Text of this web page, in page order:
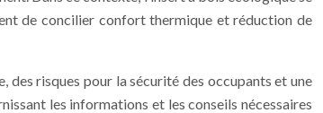
de concilier confort thermique et réduction de
des risques pour la sécurité des occupants et une
les informations et les conseils nécessaires